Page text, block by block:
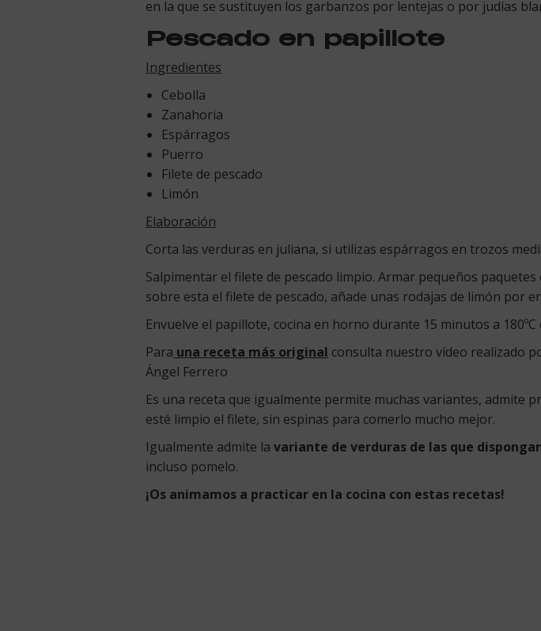
en la que se sustituyen los garbanzos por lentejas o por judías
Pescado en papillote
Ingredientes
Cebolla
Zanahoria
Espárragos
Puerro
Filete de pescado
Limón
Elaboración
Corta las verduras en juliana, si utilizas espárragos en trozos
Salpimentar el filete de pescado limpio. Armar pequeños
sobre esta el filete de pescado, añade unas rodajas de limón por
Envuelve el papillote, cocina en horno durante 15 minutos a
Para una receta más original consulta nuestro vídeo realizado
Ángel Ferrero
Es una receta que igualmente permite muchas variantes, admite
esté limpio el filete, sin espinas para comerlo mucho mejor.
Igualmente admite la variante de verduras de las que
incluso pomelo.
¡Os animamos a practicar en la cocina con estas recetas!